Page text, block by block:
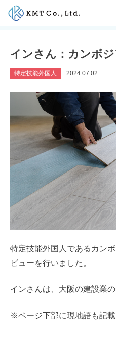
Skip
NEWS
サービス
お客様の声
特定技能コラム
採用情報
お問い
インさん：カンボ
特定技能外国人 2024.07.02
特定技能外国人であるカン
ビューを行いました。
インさんは、大阪の建設業
※ページ下部に現地語も記載